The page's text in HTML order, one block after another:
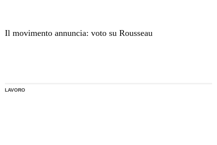
Il movimento annuncia: voto su Rousseau
LAVORO